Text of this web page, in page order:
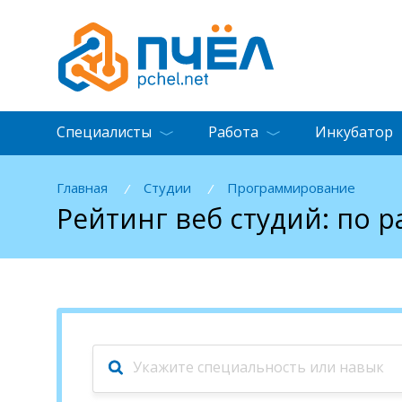
Главная / Студии / Программирование
Рейтинг веб студий: по
Специалисты Работа Инкубатор